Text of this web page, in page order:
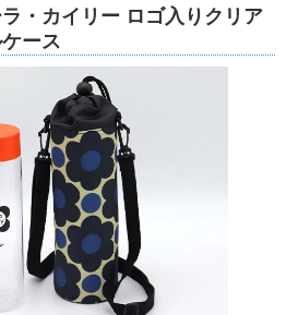
ラ・カイリー ロゴ入りクリア
ース